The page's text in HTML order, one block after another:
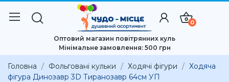
0
Оптовий магазин повітрянних куль
Мінімальне замовлення: 500 грн
Головна Фольговані кульки Ходячі фігури
Ходяча
фігура Динозавр 3D Тиранозавр 64см УП